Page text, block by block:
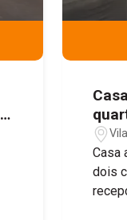
Casa
dois